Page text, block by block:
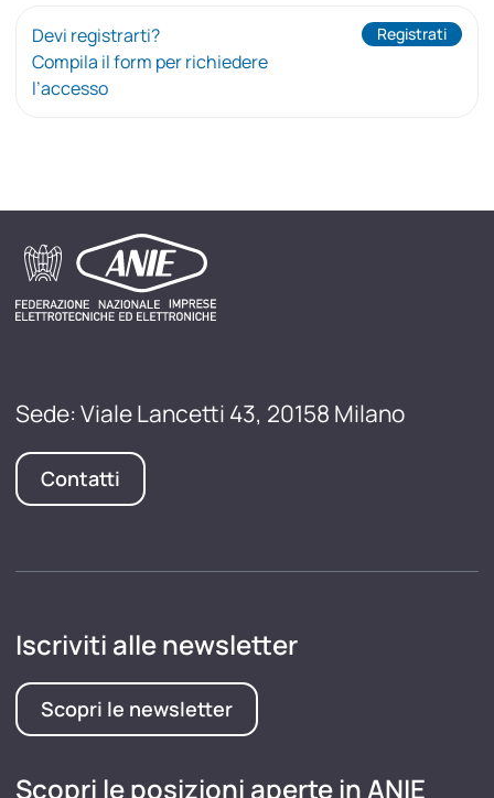
Devi registrarti?
Compila il form per richiedere
l’accesso
Registrati
Sede: Viale Lancetti 43, 20158 Milano
Contatti
Iscriviti alle newsletter
Scopri le newsletter
Scopri le posizioni aperte in ANIE